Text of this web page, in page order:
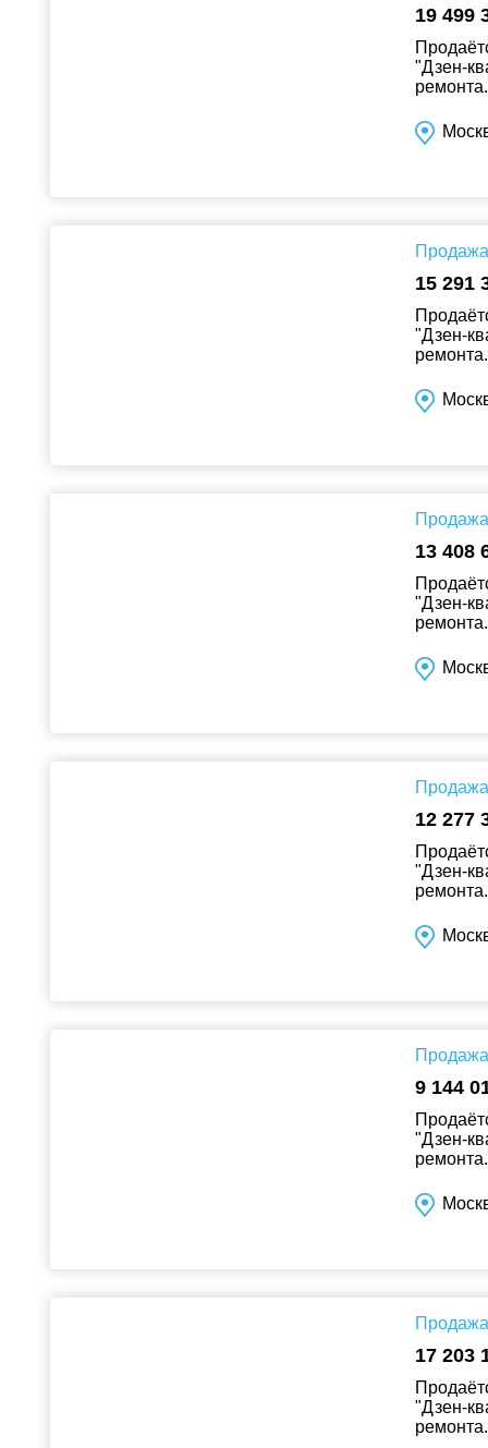
19 499
"Дзен-
15 291
"Дзен-
13 408
"Дзен-
12 277
"Дзен-
9 144
"Дзен-
17 203
"Дзен-